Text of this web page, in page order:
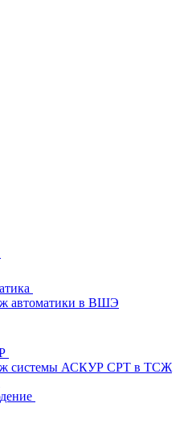
автоматики в ВШЭ
системы АСКУР СРТ в ТСЖ